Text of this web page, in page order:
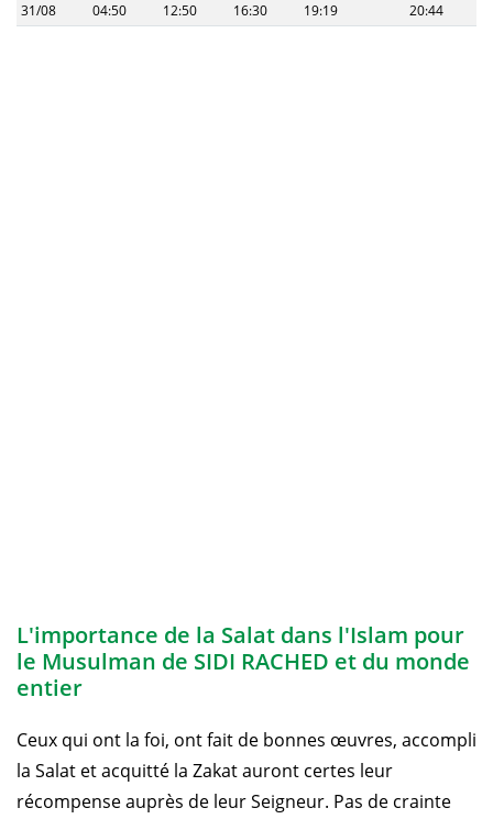
31/08
04:50 12:50 16:30 19:19 20:44
L'importance de la Salat dans l'Islam pour
le Musulman de SIDI RACHED et du monde
entier
Ceux qui ont la foi, ont fait de bonnes œuvres, accompli
la Salat et acquitté la Zakat auront certes leur
récompense auprès de leur Seigneur. Pas de crainte